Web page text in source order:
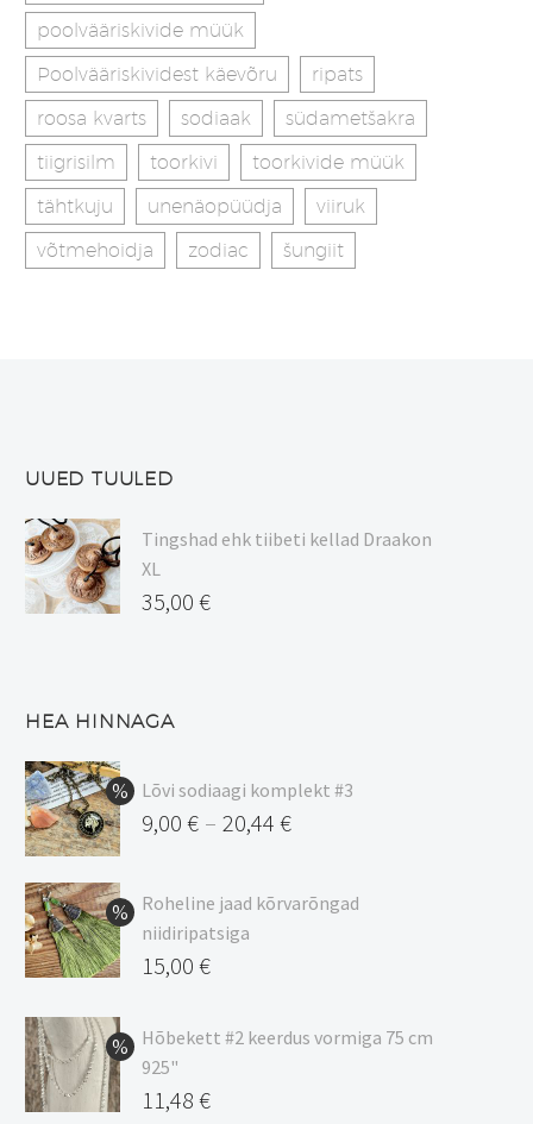
poolvääriskivide müük
Poolvääriskividest käevõru
ripats
roosa kvarts
sodiaak
südametšakra
tiigrisilm
toorkivi
toorkivide müük
tähtkuju
unenäopüüdja
viiruk
võtmehoidja
zodiac šungiit
UUED TUULED
Tingshad ehk tiibeti kellad Draakon
XL
35,00 €
HEA HINNAGA
Lõvi sodiaagi komplekt #3
9,00 € – 20,44 €
9,00 €
kuni
20,44 €
Roheline jaad kõrvarõngad
niidiripatsiga
Algne
oli:
17,00 €.
15,00 €
hind
on:
15,00 €.
Hõbekett #2 keerdus vormiga 75 cm
925"
Algne
11,48 €